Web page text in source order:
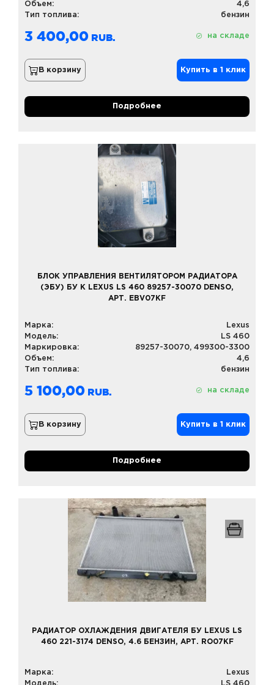
Объем:
4,6
Тип топлива:
бензин
3 400,00 на складе
В корзину Купить в 1 клик
Подробнее
БЛОК УПРАВЛЕНИЯ ВЕНТИЛЯТОРОМ РАДИАТОРА
(ЭБУ) БУ К LEXUS LS 460 89257-30070 DENSO,
АРТ. EBV07KF
Марка:
Lexus
Модель:
LS 460
Маркировка:
89257-30070, 499300-3300
Объем:
4,6
Тип топлива:
бензин
5 100,00 на складе
В корзину Купить в 1 клик
Подробнее
РАДИАТОР ОХЛАЖДЕНИЯ ДВИГАТЕЛЯ БУ LEXUS LS
460 221-3174 DENSO, 4.6 БЕНЗИН, АРТ. RO07KF
Марка:
Lexus
Модель:
LS 460